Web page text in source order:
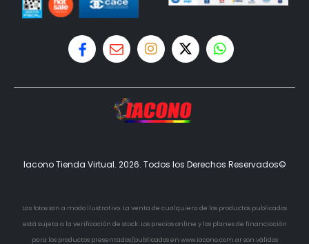
Iacono Tienda Virtual. 2026. Todos los Derechos Reservados©
Las fotos son a modo ilustrativo. La venta de cualquiera de los productos publicados
está sujeta a la verificación de stock. Los precios online y los planes de financiación
para los productos presentados/publicados en www.iacono.com.ar son válidos